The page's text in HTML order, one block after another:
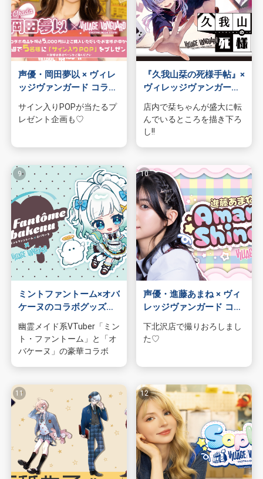
声優・岡田夢以 × ヴィレ
ッジヴァンガード コラボ
グッズ発売決定
サイン入りPOPが当たるプ
レゼント企画も♡
『久我山栞の死様手帖』×
ヴィレッジヴァンガード
コラボグッズ発売決
定！！
店内で栞ちゃんが盛大に転
んでいるところを描き下ろ
し!!
ミントファントーム×オバ
ケーヌのコラボグッズが
ヴィレッジヴァンガード
から発売!!
幽霊メイド系VTuber「ミン
ト・ファントーム」と「オ
バケーヌ」の豪華コラボ
声優・進藤あまね × ヴィ
レッジヴァンガード コラ
ボグッズ発売決定
下北沢店で撮りおろしまし
た♡